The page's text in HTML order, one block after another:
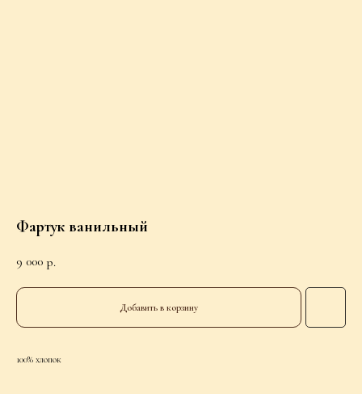
Фартук ванильный
9 000 р.
Добавить в корзину
100% хлопок